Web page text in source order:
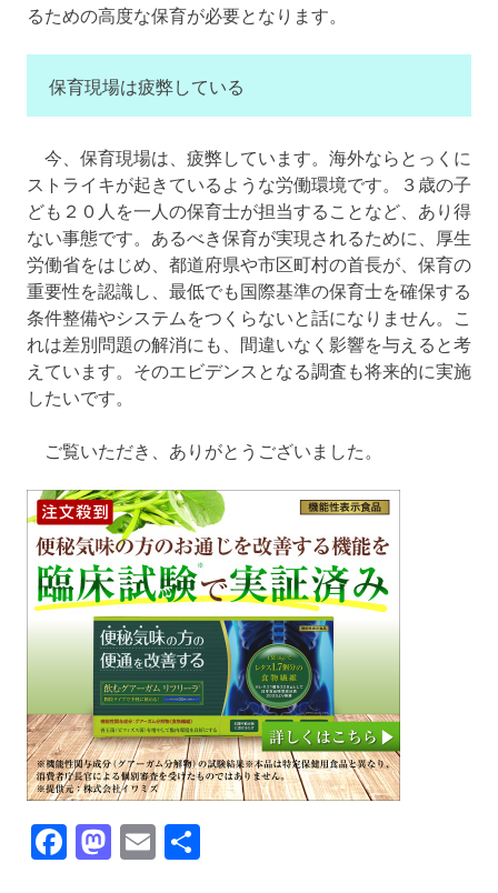
るための高度な保育が必要となります。
保育現場は疲弊している
今、保育現場は、疲弊しています。海外ならとっくに
ストライキが起きているような労働環境です。３歳の子
ども２０人を一人の保育士が担当することなど、あり得
ない事態です。あるべき保育が実現されるために、厚生
労働省をはじめ、都道府県や市区町村の首長が、保育の
重要性を認識し、最低でも国際基準の保育士を確保する
条件整備やシステムをつくらないと話になりません。こ
れは差別問題の解消にも、間違いなく影響を与えると考
えています。そのエビデンスとなる調査も将来的に実施
したいです。
ご覧いただき、ありがとうございました。
Facebook
Mastodon
Email